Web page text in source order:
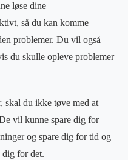
løse dine
så du kan komme
problemer. Du vil også
du skulle opleve problemer
skal du ikke tøve med at
vil kunne spare dig for
og spare dig for tid og
for det.